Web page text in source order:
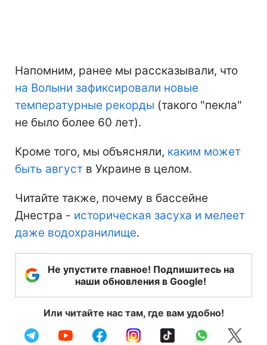
Напомним, ранее мы рассказывали, что
на Волыни зафиксировали новые
температурные рекорды (такого "пекла"
не было более 60 лет).
Кроме того, мы объясняли, каким может
быть август в Украине в целом.
Читайте также, почему в бассейне
Днестра - историческая засуха и мелеет
даже водохранилище.
Не упустите главное! Подпишитесь на
наши обновления в Google!
Или читайте нас там, где вам удобно!